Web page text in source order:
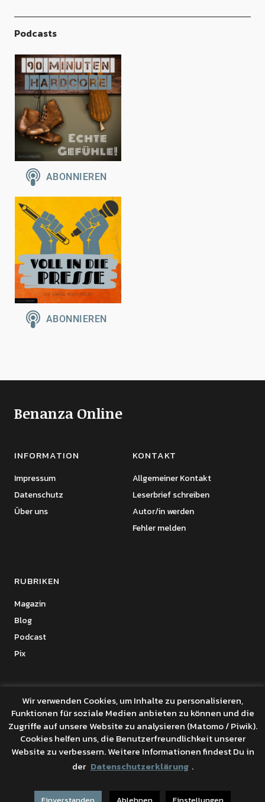
Podcasts
Benanza Online
INFORMATION
Impressum
Datenschutz
Über uns
KONTAKT
Allgemeiner Kontakt
Leserbrief schreiben
Autor/in werden
Fehler melden
RUBRIKEN
Magazin
Blog
Podcast
Pix
Copyright © 2026 Benanza Online
Datenschutz
Powered by WordPress
Theme: Uku vonElmastudio
Wir verwenden Cookies, um Inhalte zu personalisieren,
Funktionen für soziale Medien anbieten zu können und die
Zugriffe auf unsere Website zu analysieren (Matomo / Piwik).
Cookies helfen uns, die Benutzerfreundlichkeit unserer
Website zu verbessern. Weitere Informationen findest Du in
der Datenschutzerklärung .